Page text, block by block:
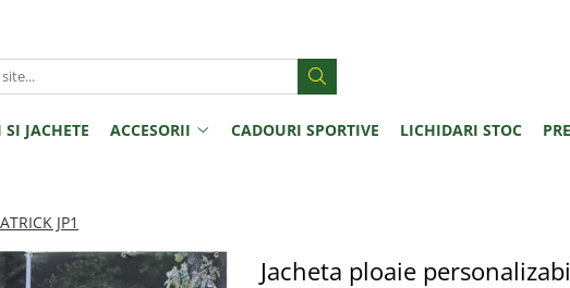
SI JACHETE ACCESORII CADOURI SPORTIVE LICHIDARI STOC
JP1
Jacheta ploaie